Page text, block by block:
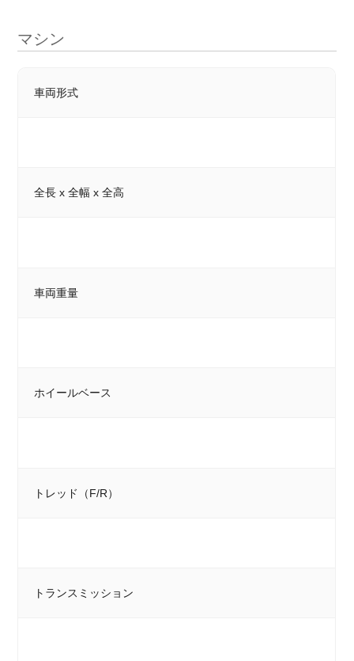
マシン
車両形式
全長 x 全幅 x 全高
車両重量
ホイールベース
トレッド（F/R）
トランスミッション